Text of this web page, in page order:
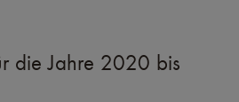
die Jahre 2020 bis